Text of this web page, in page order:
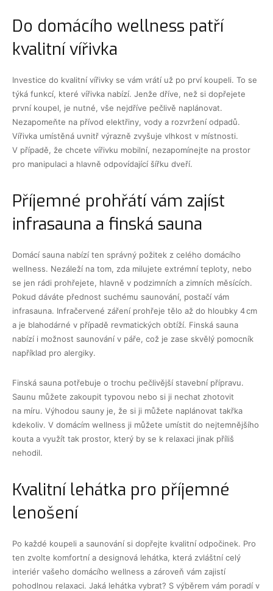
Do domácího wellness patří
kvalitní vířivka
Investice do kvalitní vířivky se vám vrátí už po prví koupeli. To se
týká funkcí, které vířivka nabízí. Jenže dříve, než si dopřejete
první koupel, je nutné, vše nejdříve pečlivě naplánovat.
Nezapomeňte na přívod elektřiny, vody a rozvržení odpadů.
Vířivka umístěná uvnitř výrazně zvyšuje vlhkost v místnosti.
V případě, že chcete vířivku mobilní, nezapomínejte na prostor
pro manipulaci a hlavně odpovídající šířku dveří.
Příjemné prohřátí vám zajíst
infrasauna a finská sauna
Domácí sauna nabízí ten správný požitek z celého domácího
wellness. Nezáleží na tom, zda milujete extrémní teploty, nebo
se jen rádi prohřejete, hlavně v podzimních a zimních měsících.
Pokud dáváte přednost suchému saunování, postačí vám
infrasauna. Infračervené záření prohřeje tělo až do hloubky 4 cm
a je blahodárné v případě revmatických obtíží. Finská sauna
nabízí i možnost saunování v páře, což je zase skvělý pomocník
například pro alergiky.
Finská sauna potřebuje o trochu pečlivější stavební přípravu.
Saunu můžete zakoupit typovou nebo si ji nechat zhotovit
na míru. Výhodou sauny je, že si ji můžete naplánovat takřka
kdekoliv. V domácím wellness ji můžete umístit do nejtemnějšího
kouta a využít tak prostor, který by se k relaxaci jinak příliš
nehodil.
Kvalitní lehátka pro příjemné
lenošení
Po každé koupeli a saunování si dopřejte kvalitní odpočinek. Pro
ten zvolte komfortní a designová lehátka, která zvláštní celý
interiér vašeho domácího wellness a zároveň vám zajistí
pohodlnou relaxaci. Jaká lehátka vybrat? S výběrem vám poradí v